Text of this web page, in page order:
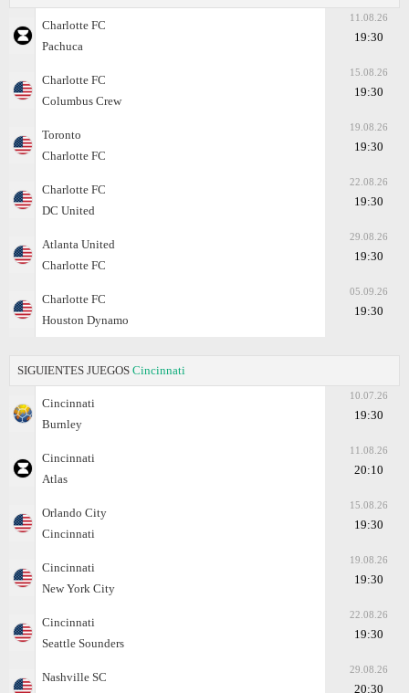
Charlotte FC
Pachuca
11.08.26
19:30
Charlotte FC
Columbus Crew
15.08.26
19:30
Toronto
Charlotte FC
19.08.26
19:30
Charlotte FC
DC United
22.08.26
19:30
Atlanta United
Charlotte FC
29.08.26
19:30
Charlotte FC
Houston Dynamo
05.09.26
19:30
SIGUIENTES JUEGOS Cincinnati
Cincinnati
Burnley
10.07.26
19:30
Cincinnati
Atlas
11.08.26
20:10
Orlando City
Cincinnati
15.08.26
19:30
Cincinnati
New York City
19.08.26
19:30
Cincinnati
Seattle Sounders
22.08.26
19:30
Nashville SC
29.08.26
20:30